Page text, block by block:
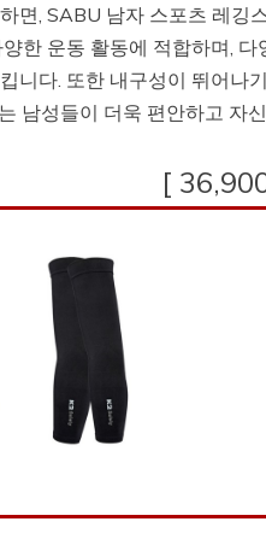
면, SABU 남자 스포츠 레깅
한 운동 활동에 적합하며,
니다. 또한 내구성이 뛰어나
남성들이 더욱 편안하고 자
[